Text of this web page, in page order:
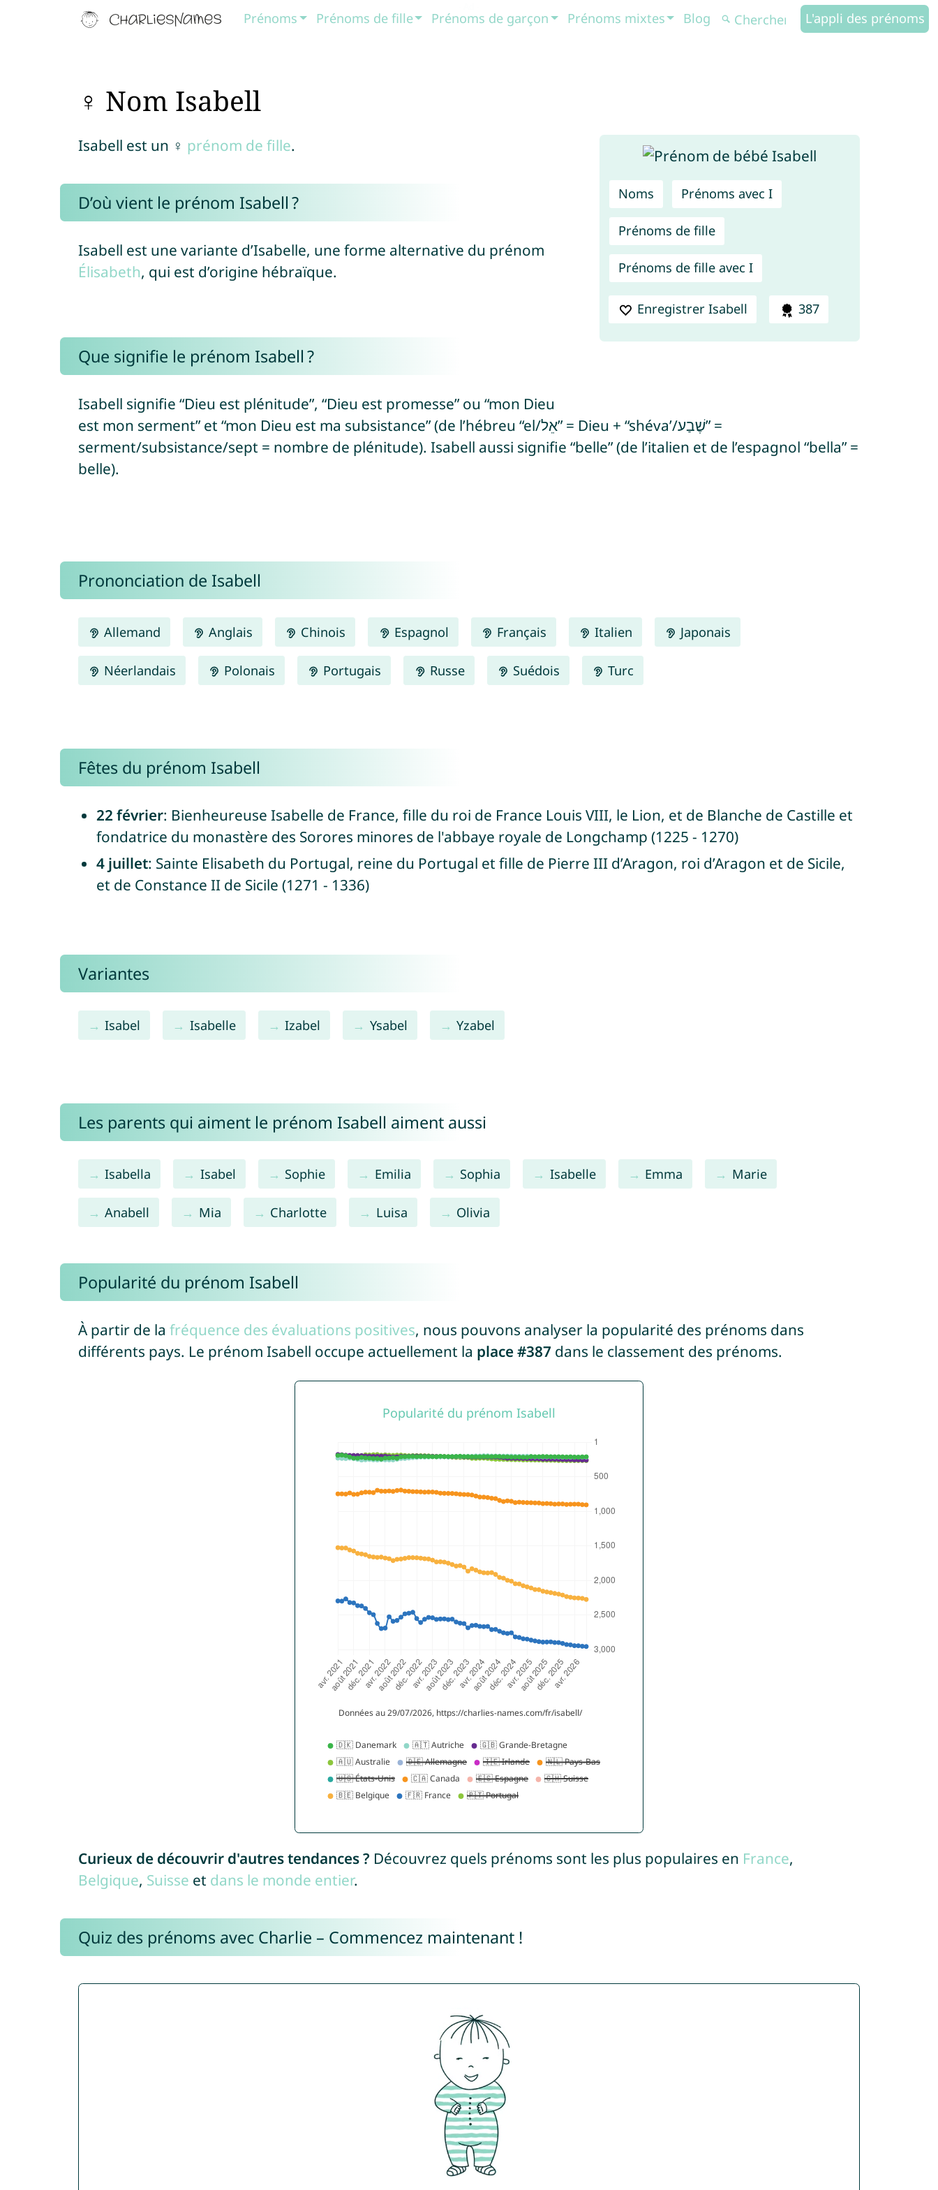
Prénoms Prénoms de fille Prénoms de garçon Prénoms mixtes Blog L'appli des prénoms
♀ Nom Isabell
Noms Prénoms avec I
Prénoms de fille
Prénoms de fille avec I
Enregistrer Isabell 387
Isabell est un ♀ prénom de fille.
D’où vient le prénom Isabell ?
Isabell est une variante d’Isabelle, une forme alternative du prénom
Élisabeth, qui est d’origine hébraïque.
Que signifie le prénom Isabell ?
Isabell signifie “Dieu est plénitude”, “Dieu est promesse” ou “mon Dieu
est mon serment” et “mon Dieu est ma subsistance” (de l’hébreu “el/אֵל” = Dieu + “shéva’/שֶׁבַע” =
serment/subsistance/sept = nombre de plénitude). Isabell aussi signifie “belle” (de l’italien et de l’espagnol “bella” =
belle).
Prononciation de Isabell
Allemand Anglais Chinois Espagnol Français Italien Japonais
Néerlandais Polonais Portugais Russe Suédois Turc
Fêtes du prénom Isabell
22 février: Bienheureuse Isabelle de France, fille du roi de France Louis VIII, le Lion, et de Blanche de Castille et
fondatrice du monastère des Sorores minores de l'abbaye royale de Longchamp (1225 - 1270)
4 juillet: Sainte Elisabeth du Portugal, reine du Portugal et fille de Pierre III d’Aragon, roi d’Aragon et de Sicile,
et de Constance II de Sicile (1271 - 1336)
Variantes
Isabel Isabelle Izabel Ysabel Yzabel
Les parents qui aiment le prénom Isabell aiment aussi
Isabella Isabel Sophie Emilia Sophia Isabelle Emma Marie
Anabell Mia Charlotte Luisa Olivia
Popularité du prénom Isabell
À partir de la fréquence des évaluations positives, nous pouvons analyser la popularité des prénoms dans
différents pays. Le prénom Isabell occupe actuellement la place #387 dans le classement des prénoms.
Curieux de découvrir d'autres tendances ? Découvrez quels prénoms sont les plus populaires en France,
Belgique, Suisse et dans le monde entier.
Quiz des prénoms avec Charlie – Commencez maintenant !